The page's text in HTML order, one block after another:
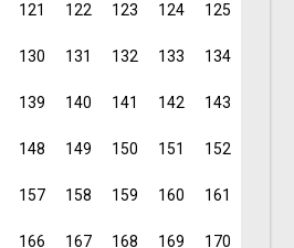
121 122 123 124 125
130 131 132 133 134
139 140 141 142 143
148 149 150 151 152
157 158 159 160 161
166 167 168 169 170